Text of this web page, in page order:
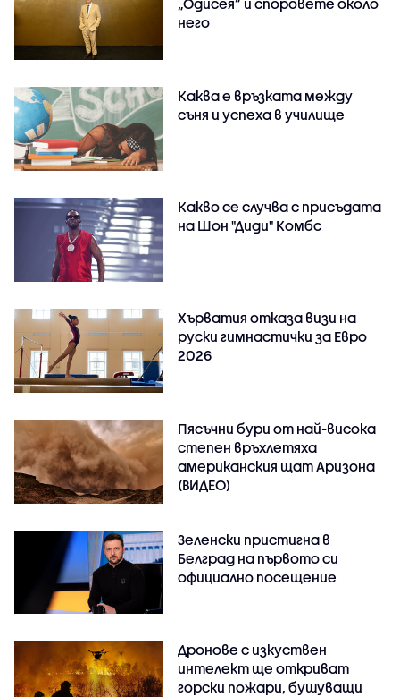
„Одисея” и споровете около
него
Каква е връзката между
съня и успеха в училище
Какво се случва с присъдата
на Шон "Диди" Комбс
Хърватия отказа визи на
руски гимнастички за Евро
2026
Пясъчни бури от най-висока
степен връхлетяха
американския щат Аризона
(ВИДЕО)
Зеленски пристигна в
Белград на първото си
официално посещение
Дронове с изкуствен
интелект ще откриват
горски пожари, бушуващи